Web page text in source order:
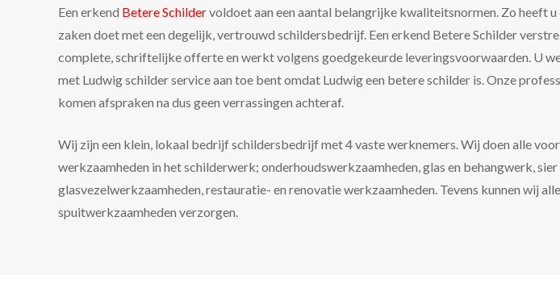
Een erkend Betere Schildervoldoet aan een aantal belangrijke kwaliteitsnormen. Zo heeft u
zaken doet met een degelijk, vertrouwd schildersbedrijf. Een erkend Betere Schilder
complete, schriftelijke offerte en werkt volgens goedgekeurde leveringsvoorwaarden. U
met Ludwig schilder service aan toe bent omdat Ludwig een betere schilder is. Onze
komen afspraken na dus geen verrassingen achteraf.
Wij zijn een klein, lokaal bedrijf schildersbedrijf met 4 vaste werknemers. Wij doen alle
werkzaamheden in het schilderwerk; onderhoudswerkzaamheden, glas en behangwerk,
glasvezelwerkzaamheden, restauratie- en renovatie werkzaamheden. Tevens kunnen wij alle
spuitwerkzaamheden verzorgen.